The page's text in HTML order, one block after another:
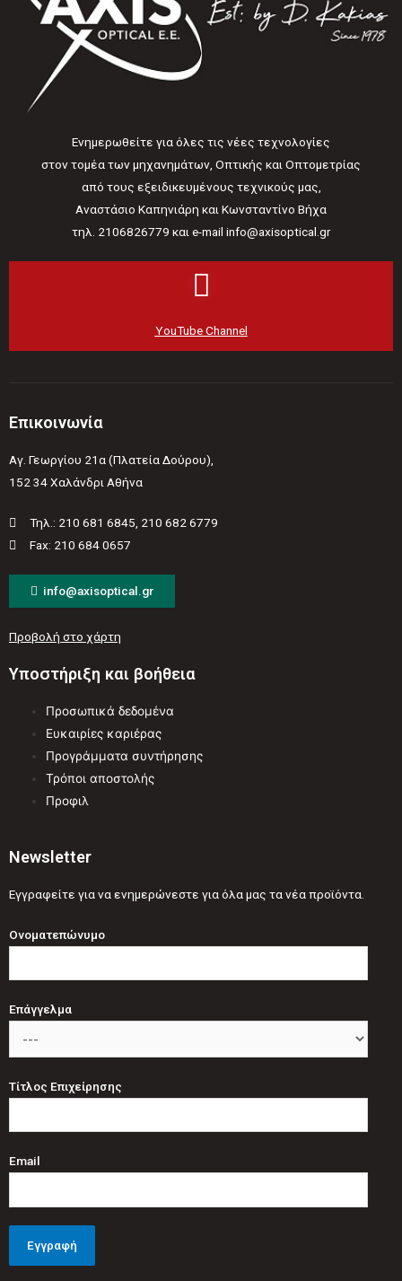
Ενημερωθείτε για όλες τις νέες τεχνολογίες
στον τομέα των μηχανημάτων, Οπτικής και Οπτομετρίας
από τους εξειδικευμένους τεχνικούς μας,
Αναστάσιο Καπηνιάρη και Κωνσταντίνο Βήχα
τηλ. 2106826779 και e-mail info@axisoptical.gr
YouTube Channel
Επικοινωνία
Αγ. Γεωργίου 21α (Πλατεία Δούρου),
152 34 Χαλάνδρι Αθήνα
Τηλ.: 210 681 6845, 210 682 6779
Fax: 210 684 0657
info@axisoptical.gr
Προβολή στο χάρτη
Υποστήριξη και βοήθεια
Προσωπικά δεδομένα
Ευκαιρίες καριέρας
Προγράμματα συντήρησης
Τρόποι αποστολής
Προφιλ
Newsletter
Εγγραφείτε για να ενημερώνεστε για όλα μας τα νέα προϊόντα.
Ονοματεπώνυμο
Επάγγελμα
Τίτλος Επιχείρησης
Email